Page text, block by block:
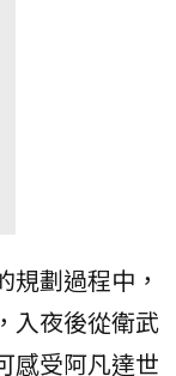
劃過程中，
入夜後從衛武
感受阿凡達世